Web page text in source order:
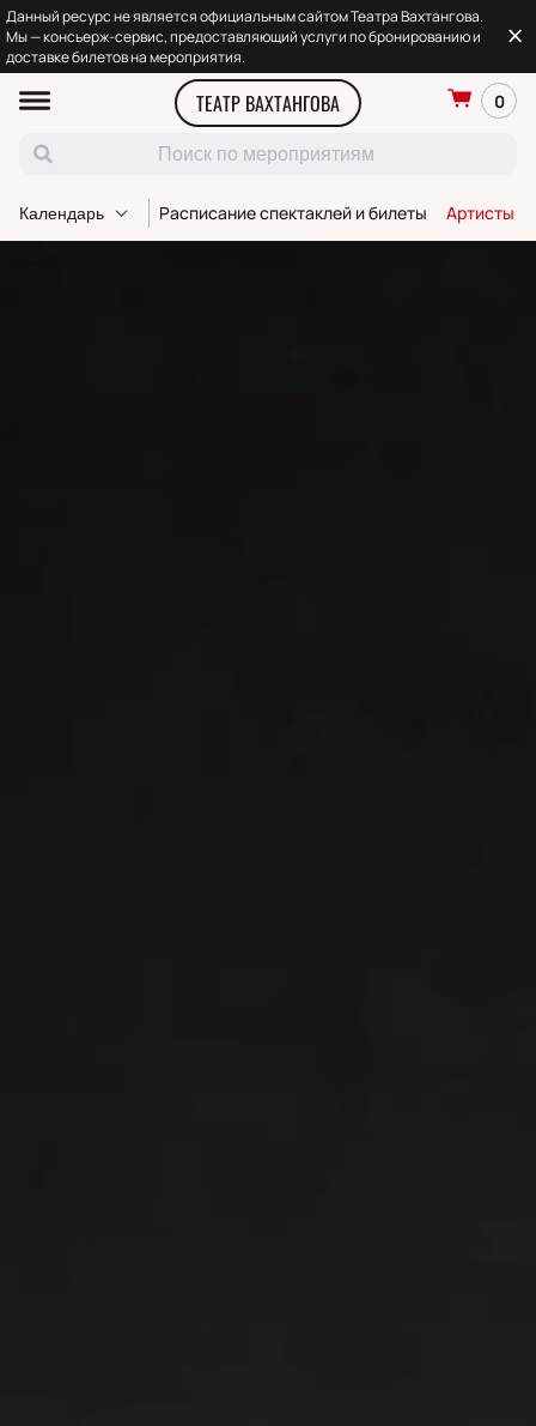
Данный ресурс не является официальным сайтом Театра Вахтангова.
Мы — консьерж-сервис, предоставляющий услуги по бронированию и
доставке билетов на мероприятия.
ТЕАТР ВАХТАНГОВА 0
Календарь Расписание спектаклей и билеты Артисты